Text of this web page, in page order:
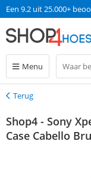
Een 9.2 uit 25.000+
Menu
Terug
Terug
Shop4 - Sony
Case Cabello